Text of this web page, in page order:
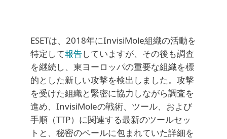
ESETは、2018年にInvisiMole組織の活動を
特定して報告していますが、その後も調査
を継続し、東ヨーロッパの重要な組織を標
的とした新しい攻撃を検出しました。攻撃
を受けた組織と緊密に協力しながら調査を
進め、InvisiMoleの戦術、ツール、および
手順（TTP）に関連する最新のツールセッ
トと、秘密のベールに包まれていた詳細を